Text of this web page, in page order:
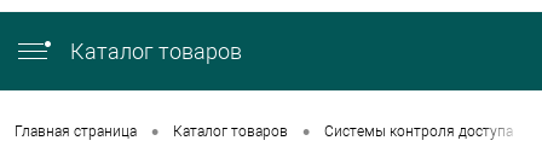
Каталог товаров
Главная страница • Каталог товаров • Системы контроля доступа